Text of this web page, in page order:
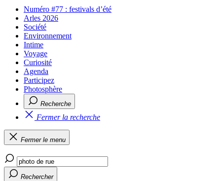
Numéro #77 : festivals d’été
Arles 2026
Société
Environnement
Intime
Voyage
Curiosité
Agenda
Participez
Photosphère
Recherche
Fermer la recherche
Fermer le menu
Rechercher